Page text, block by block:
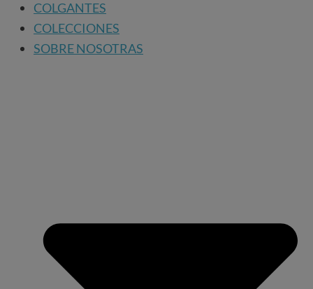
COLGANTES
COLECCIONES
SOBRE NOSOTRAS